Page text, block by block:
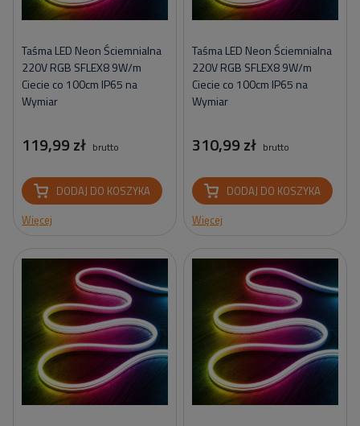
Taśma LED Neon Ściemnialna
220V RGB SFLEX8 9W/m
Ciecie co 100cm IP65 na
Wymiar
119,99 zł brutto
DODAJ DO KOSZYKA
Więcej
Taśma LED Neon Ściemnialna
220V RGB SFLEX8 9W/m
Ciecie co 100cm IP65 na
Wymiar
310,99 zł brutto
DODAJ DO KOSZYKA
Więcej